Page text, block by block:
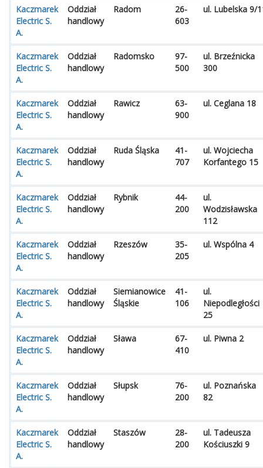
Kaczmarek
Electric S.
A.
Oddział
handlowy
Radom
26-
603
ul. Lubelska 9/
Kaczmarek
Electric S.
A.
Oddział
handlowy
Radomsko
97-
500
ul. Brzeźnicka
300
Kaczmarek
Electric S.
A.
Oddział
handlowy
Rawicz
63-
900
ul. Ceglana 18
Kaczmarek
Electric S.
A.
Oddział
handlowy
Ruda Śląska
41-
707
ul. Wojciecha
Korfantego 15
Kaczmarek
Electric S.
A.
Oddział
handlowy
Rybnik
44-
200
ul.
Wodzisławska
112
Kaczmarek
Electric S.
A.
Oddział
handlowy
Rzeszów
35-
205
ul. Wspólna 4
Kaczmarek
Electric S.
A.
Oddział
handlowy
Siemianowice
Śląskie
41-
106
ul.
Niepodległości
25
Kaczmarek
Electric S.
A.
Oddział
handlowy
Sława
67-
410
ul. Piwna 2
Kaczmarek
Electric S.
A.
Oddział
handlowy
Słupsk
76-
200
ul. Poznańska
82
Kaczmarek
Electric S.
A.
Oddział
handlowy
Staszów
28-
200
ul. Tadeusza
Kościuszki 9